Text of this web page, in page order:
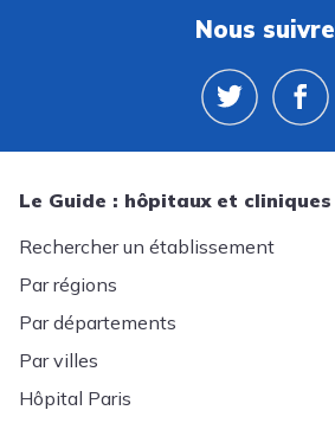
Nous suivre
Le Guide : hôpitaux et cliniques
Rechercher un établissement
Par régions
Par départements
Par villes
Hôpital Paris